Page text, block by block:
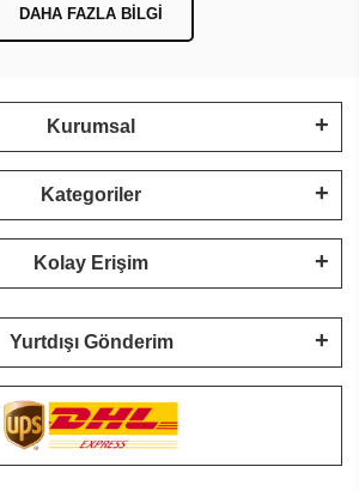
DAHA FAZLA BILGI
Kurumsal
Kategoriler
Kolay Erişim
Yurtdışı Gönderim